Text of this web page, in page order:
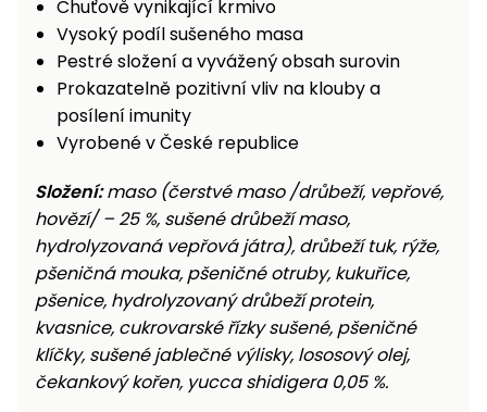
Chuťově vynikající krmivo
Vysoký podíl sušeného masa
Pestré složení a vyvážený obsah surovin
Prokazatelně pozitivní vliv na klouby a
posílení imunity
Vyrobené v České republice
Složení: maso (čerstvé maso /drůbeží, vepřové,
hovězí/ – 25 %, sušené drůbeží maso,
hydrolyzovaná vepřová játra), drůbeží tuk, rýže,
pšeničná mouka, pšeničné otruby, kukuřice,
pšenice, hydrolyzovaný drůbeží protein,
kvasnice, cukrovarské řízky sušené, pšeničné
klíčky, sušené jablečné výlisky, lososový olej,
čekankový kořen, yucca shidigera 0,05 %.